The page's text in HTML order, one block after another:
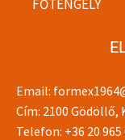
FŐTENGELY
Email:
Cím: 2100 Gödöllő,
Telefon: +36 20 965